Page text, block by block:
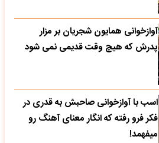
آوازخوانی همایون شجریان بر مزار
پدرش که هیچ وقت قدیمی نمی شود
اسب با آوازخوانی صاحبش به قدری در
فکر فرو رفته که انگار معنای آهنگ رو
میفهمد!